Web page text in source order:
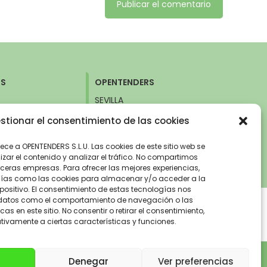
el consentimiento de las cookies
a OPENTENDERS S.L.U. Las cookies de este sitio web se
el contenido y analizar el tráfico. No compartimos
empresas. Para ofrecer las mejores experiencias,
como las cookies para almacenar y/o acceder a la
El consentimiento de estas tecnologías nos
como el comportamiento de navegación o las
en este sitio. No consentir o retirar el consentimiento,
a ciertas características y funciones.
Denegar Ver preferencias
(Nuevos
OPENTENDERS
SEVILLA
41020 Sevilla
eficiente y sostenible de la Unión
para la transición Ecológica y el